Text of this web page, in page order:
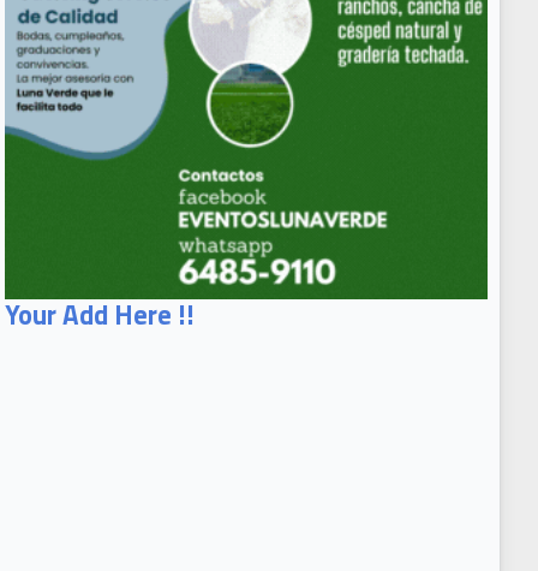
Your Add Here !!